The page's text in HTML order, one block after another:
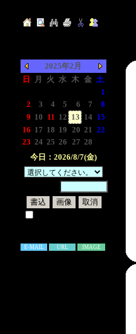
2025年2月
日
月 火 水 木 金 土
1
2
3 4 5 6 7
8
9 10 11 12 13 14 15
16 17 18 19 20 21 22
23 24 25 26 27 28
今日：2026/8/7(金)
E-MAIL URL IMAGE